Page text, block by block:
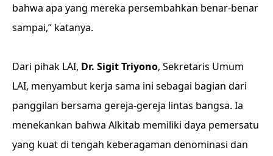
bahwa apa yang mereka persembahkan benar-benar
sampai,” katanya.
Dari pihak LAI, Dr. Sigit Triyono, Sekretaris Umum
LAI, menyambut kerja sama ini sebagai bagian dari
panggilan bersama gereja-gereja lintas bangsa. Ia
menekankan bahwa Alkitab memiliki daya pemersatu
yang kuat di tengah keberagaman denominasi dan